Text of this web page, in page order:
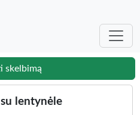
skelbimą
lentynėle